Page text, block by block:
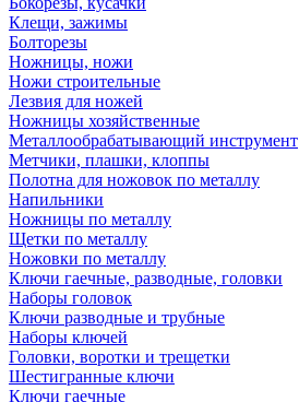
Клещи, зажимы
Болторезы
Ножницы, ножи
Ножи строительные
Лезвия для ножей
Ножницы хозяйственные
Металлообрабатывающий инструмент
Метчики, плашки, клоппы
Полотна для ножовок по металлу
Напильники
Ножницы по металлу
Щетки по металлу
Ножовки по металлу
Ключи гаечные, разводные, головки
Наборы головок
Ключи разводные и трубные
Наборы ключей
Головки, воротки и трещетки
Шестигранные ключи
Ключи гаечные